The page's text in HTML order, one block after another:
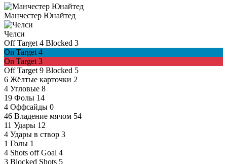
Манчестер Юнайтед
Челси
Off Target 4 Blocked 3
On Target 4
On Target 3
Off Target 9 Blocked 5
6 Жёлтые карточки 2
4 Угловые 8
19 Фолы 14
4 Оффсайды 0
46 Владение мячом 54
11 Удары 12
4 Удары в створ 3
1 Голы 1
4 Shots off Goal 4
3 Blocked Shots 5